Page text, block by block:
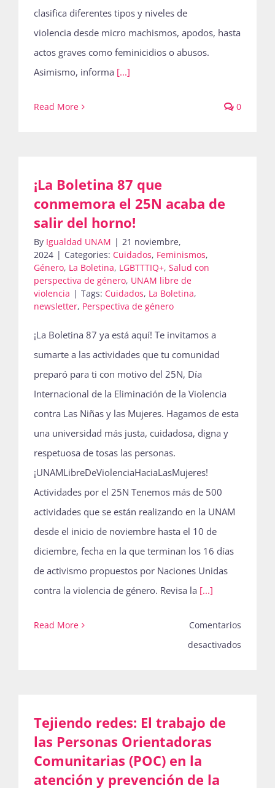
clasifica diferentes tipos y niveles de
violencia desde micro machismos, apodos, hasta
actos graves como feminicidios o abusos.
Asimismo, informa [...]
Read More 0
¡La Boletina 87 que
conmemora el 25N acaba de
salir del horno!
By Igualdad UNAM | 21 noviembre,
2024 | Categories: Cuidados, Feminismos,
Género, La Boletina, LGBTTTIQ+, Salud con
perspectiva de género, UNAM libre de
violencia | Tags: Cuidados, La Boletina,
newsletter, Perspectiva de género
¡La Boletina 87 ya está aquí! Te invitamos a
sumarte a las actividades que tu comunidad
preparó para ti con motivo del 25N, Día
Internacional de la Eliminación de la Violencia
contra Las Niñas y las Mujeres. Hagamos de esta
una universidad más justa, cuidadosa, digna y
respetuosa de tosas las personas.
¡UNAMLibreDeViolenciaHaciaLasMujeres!
Actividades por el 25N Tenemos más de 500
actividades que se están realizando en la UNAM
desde el inicio de noviembre hasta el 10 de
diciembre, fecha en la que terminan los 16 días
de activismo propuestos por Naciones Unidas
contra la violencia de género. Revisa la [...]
Read More
Comentarios
desactivados
Tejiendo redes: El trabajo de
las Personas Orientadoras
Comunitarias (POC) en la
atención y prevención de la